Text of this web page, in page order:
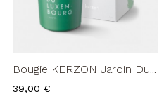
Bougie KERZON Jardin Du...
Prix
39,00 €